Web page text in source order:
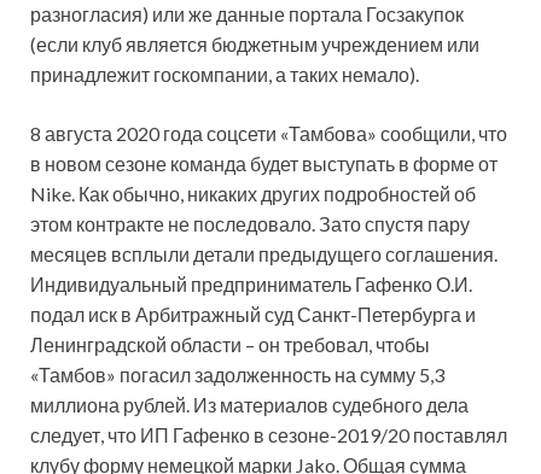
разногласия) или же данные портала Госзакупок
(если клуб является бюджетным учреждением или
принадлежит госкомпании, а таких немало).
8 августа 2020 года соцсети «Тамбова» сообщили, что
в новом сезоне команда будет выступать в форме от
Nike. Как обычно, никаких других подробностей об
этом контракте не последовало. Зато спустя пару
месяцев всплыли детали предыдущего соглашения.
Индивидуальный предприниматель Гафенко О.И.
подал иск в Арбитражный суд Санкт-Петербурга и
Ленинградской области – он требовал, чтобы
«Тамбов» погасил задолженность на сумму 5,3
миллиона рублей. Из материалов судебного дела
следует, что ИП Гафенко в сезоне-2019/20 поставлял
клубу форму немецкой марки Jako. Общая сумма